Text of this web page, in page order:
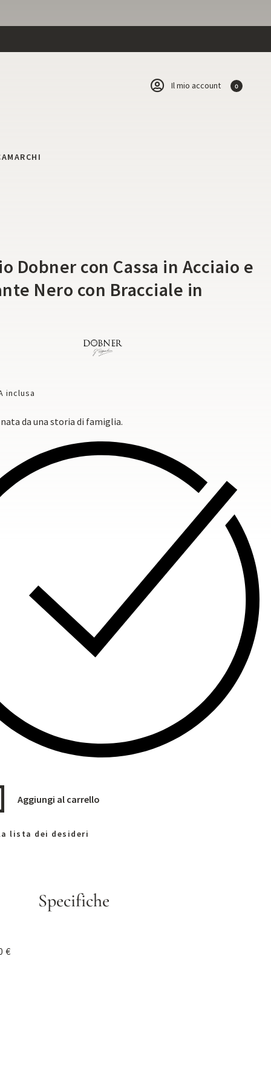
Il mio account 0
MARCHI
Dobner con Cassa in Acciaio e
Nero con Bracciale in
inclusa
da una storia di famiglia.
Aggiungi al carrello
lista dei desideri
€
Specifiche